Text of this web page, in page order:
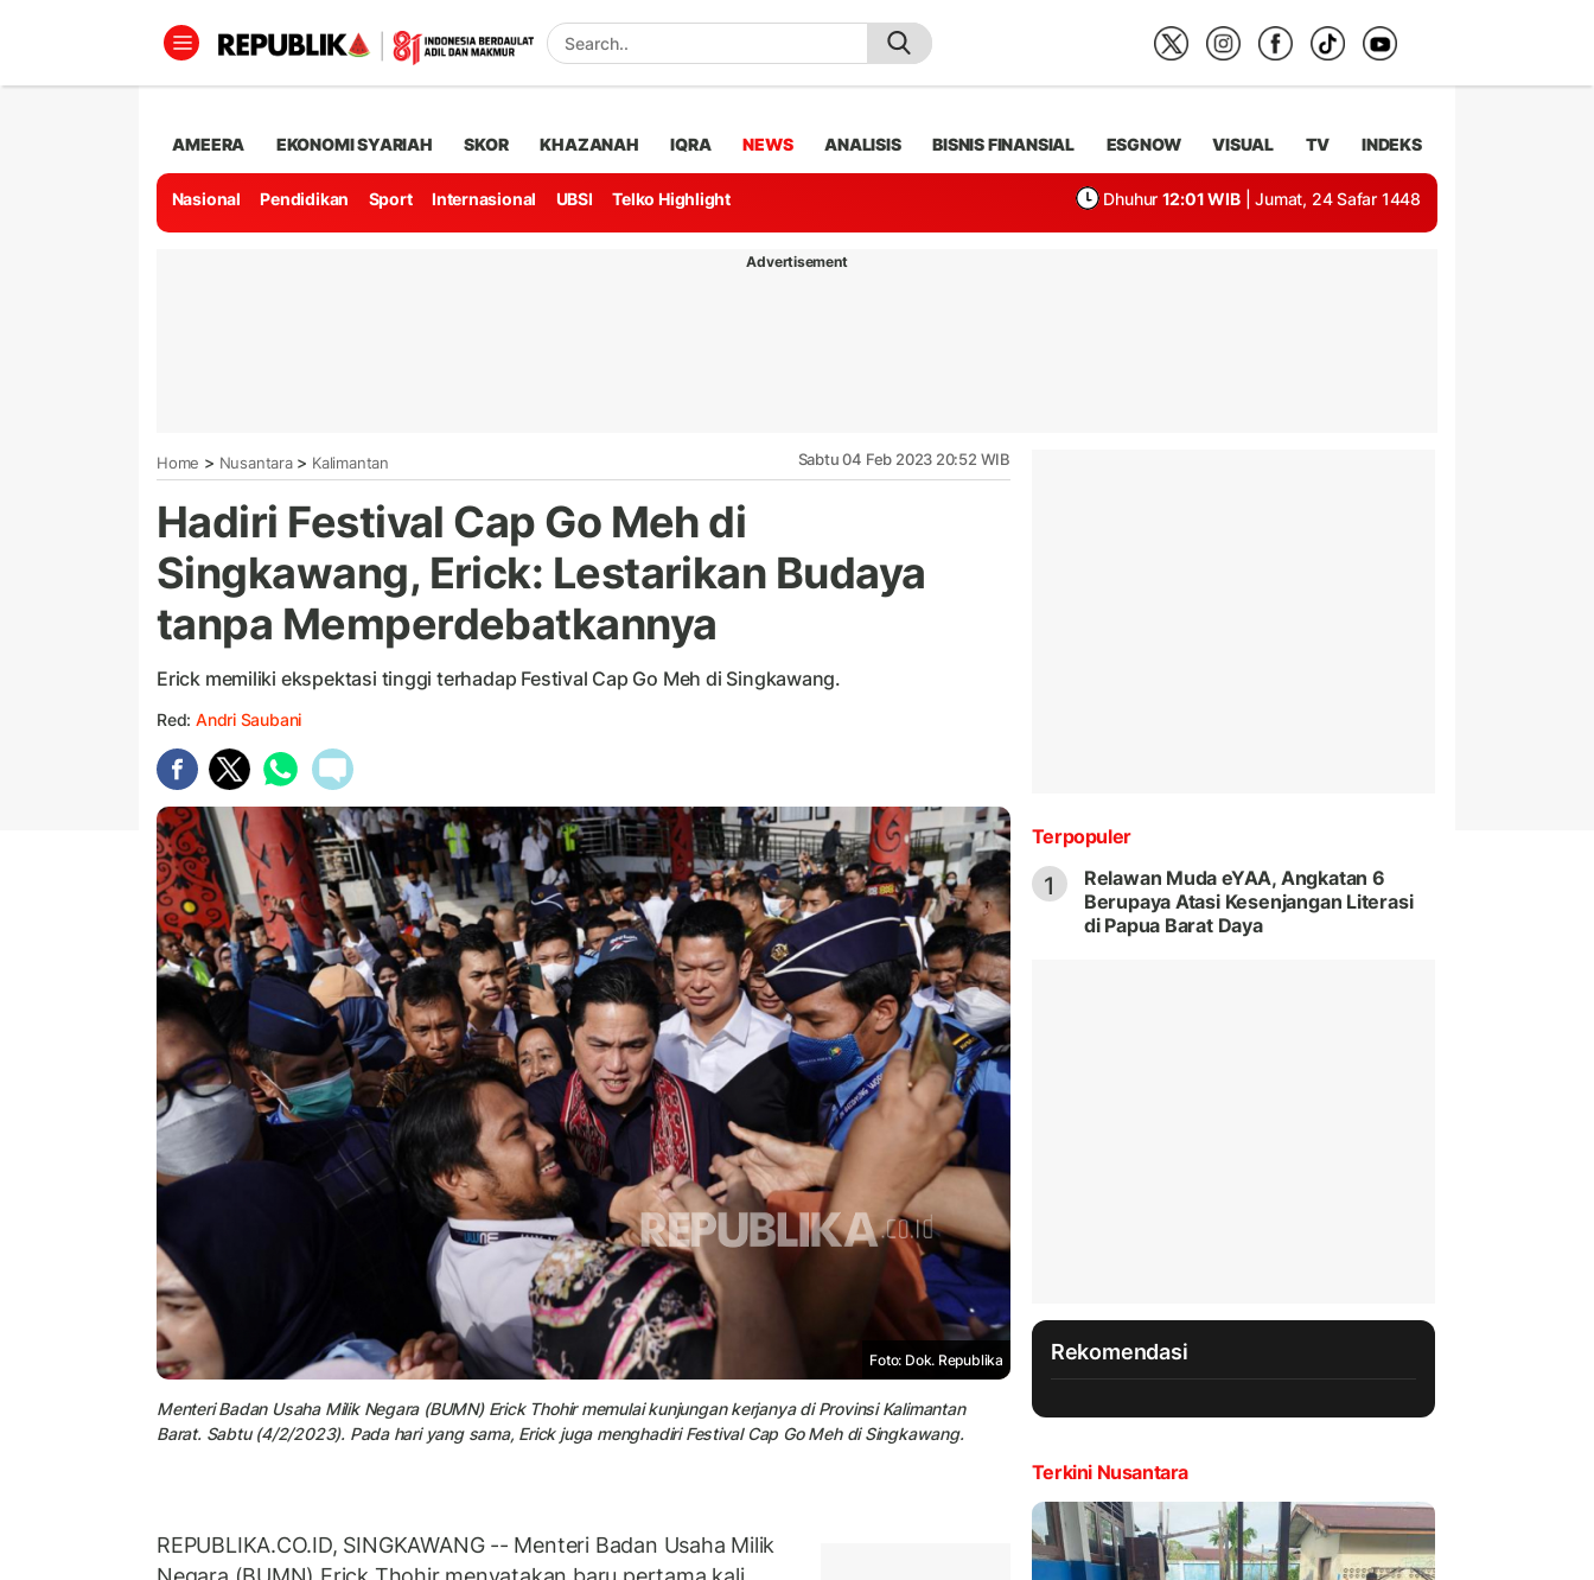
AMEERA EKONOMI SYARIAH SKOR KHAZANAH IQRA NEWS ANALISIS BISNIS FINANSIAL ESGNOW VISUAL TV INDEKS
Nasional Pendidikan Sport Internasional UBSI Telko Highlight Dhuhur 12:01 WIB | Jumat, 24 Safar 1448
Advertisement
Home > Nusantara> Kalimantan Sabtu 04 Feb 2023 20:52 WIB
Hadiri Festival Cap Go Meh di
Singkawang, Erick: Lestarikan Budaya
tanpa Memperdebatkannya
Erick memiliki ekspektasi tinggi terhadap Festival Cap Go Meh di Singkawang.
Red: Andri Saubani
Foto: Dok. Republika
Menteri Badan Usaha Milik Negara (BUMN) Erick Thohir memulai kunjungan kerjanya di Provinsi Kalimantan
Barat. Sabtu (4/2/2023). Pada hari yang sama, Erick juga menghadiri Festival Cap Go Meh di Singkawang.
REPUBLIKA.CO.ID, SINGKAWANG -- Menteri Badan Usaha Milik
Terpopuler
1
Relawan Muda eYAA, Angkatan 6
Berupaya Atasi Kesenjangan Literasi
di Papua Barat Daya
Rekomendasi
Terkini Nusantara